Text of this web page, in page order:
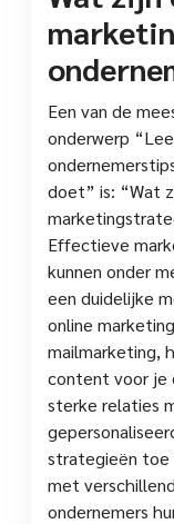
Een van de
onderwerp
doet” is: “Wat
Effectieve
kunnen onder
een duidelijke
online
mailmarketing,
content voor je
sterke relaties
strategieën toe
met
ondernemers